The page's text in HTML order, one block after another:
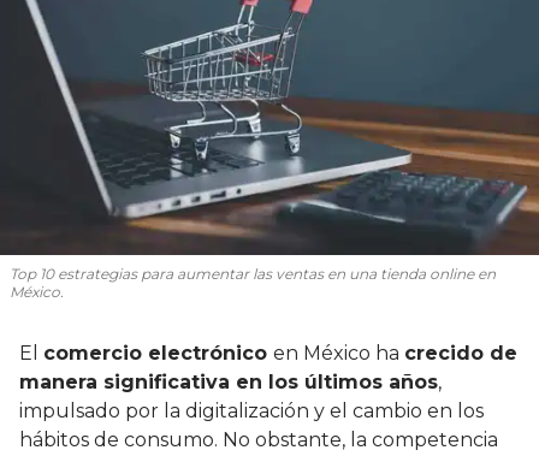
Top 10 estrategias para aumentar las ventas en una tienda online en
México.
El comercio electrónico en México ha crecido de
manera significativa en los últimos años,
impulsado por la digitalización y el cambio en los
hábitos de consumo. No obstante, la competencia